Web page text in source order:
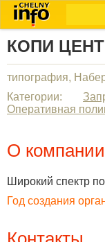
КОПИ
типография,
Категории:
Оперативная
О компании
Широкий спектр
Год создания